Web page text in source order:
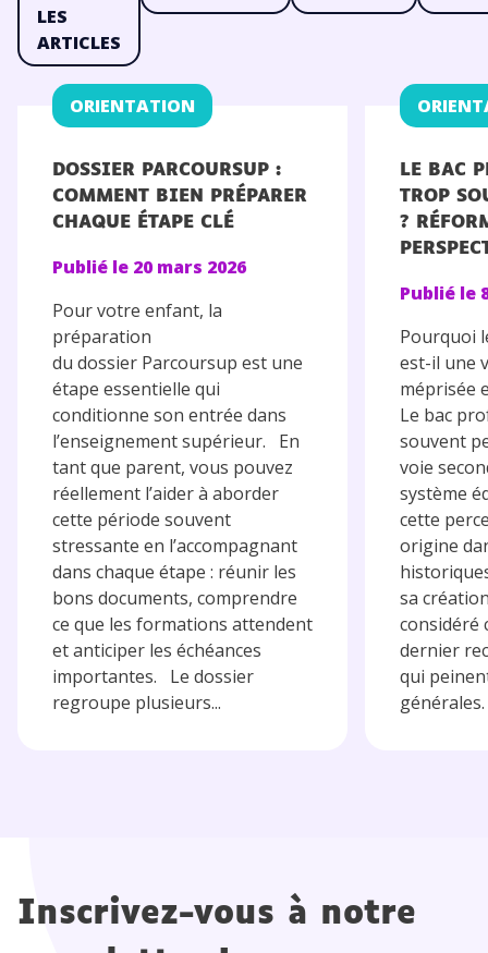
LES
ARTICLES
DOSSIER PARCOURSUP :
COMMENT BIEN PRÉPARER
CHAQUE ÉTAPE CLÉ
ORIENTATION
Publié le 20 mars 2026
Pour votre enfant, la
préparation
du dossier Parcoursup est une
étape essentielle qui
conditionne son entrée dans
l’enseignement supérieur. En
tant que parent, vous pouvez
réellement l’aider à aborder
cette période souvent
stressante en l’accompagnant
dans chaque étape : réunir les
bons documents, comprendre
ce que les formations attendent
et anticiper les échéances
importantes. Le dossier
regroupe plusieurs...
LE BAC
TROP
?
Publié le
Pourquoi
est-il une
méprisée
Le bac
souvent
voie
système
cette
origine
sa
considéré
dernier
qui
générales.
Inscrivez-vous à notre